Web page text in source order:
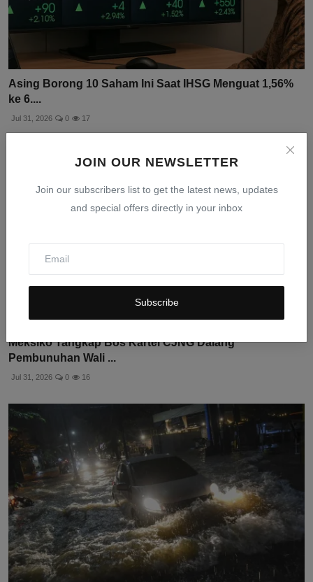
JOIN OUR NEWSLETTER
Join our subscribers list to get the latest news, updates
and special offers directly in your inbox
Subscribe
Asing Borong 10 Saham Ini Saat IHSG Menguat 1,56%
ke 6....
Jul 31, 2026 0 17
Meksiko Tangkap Bos Kartel CJNG Dalang
Pembunuhan Wali ...
Jul 31, 2026 0 16